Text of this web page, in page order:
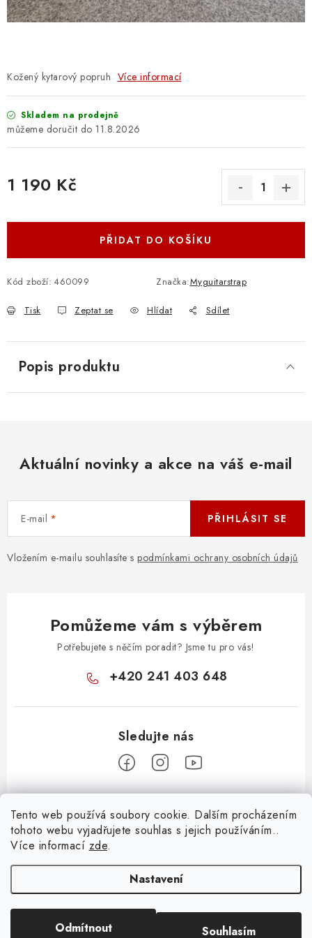
Tento web používá soubory cookie. Dalším procházením
tohoto webu vyjadřujete souhlas s jejich používáním..
Více informací zde.
Nastavení
Odmítnout Souhlasím
KONTAKTY
O E-SHOPU
OBCHODNÍ PODMÍNKY
ODSTOUPENÍ OD SMLOUVY
ZÁSADY ZPRACOVÁNÍ OSOBNÍCH ÚDAJŮ
KONTAKTY O E-SHOPU
BLOG
OBCHODNÍ PODMÍNKY
ODSTOUPENÍ OD SMLOUVY
Kožený kytarový popruh Více informací
Skladem na prodejně
11.8.2026
1 190 Kč
PŘIDAT DO KOŠÍKU
Kód zboží: 460099 Značka:Myguitarstrap
Tisk Zeptat se Hlídat Sdílet
Popis produktu
Aktuální novinky a akce na váš e-mail
E-mail
Vložením e-mailu souhlasíte s podmínkami ochrany osobních údajů
PŘIHLÁSIT SE
Pomůžeme vám s výběrem
Potřebujete s něčím poradit? Jsme tu pro vás!
+420 241 403 648
Z
Informace pro vás
BLOG
Copyright 2026Huml Music . Všechna práva vyhrazena.